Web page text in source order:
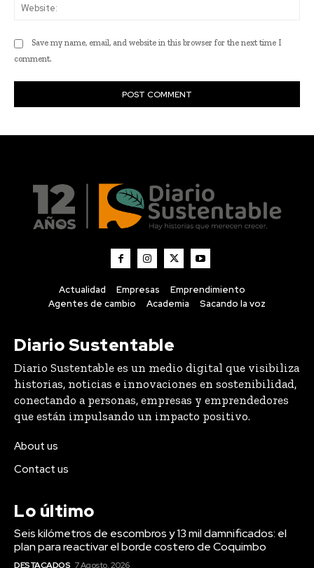
Actualidad Empresas
Emprendimiento
Agentes de cambio
Academia Sacando la voz
Diario Sustentable
Diario Sustentable es un medio digital que visibiliza
historias, noticias e innovaciones en sostenibilidad,
conectando a personas, empresas y emprendedores
que están impulsando un impacto positivo.
About us
Contact us
Lo último
Seis kilómetros de escombros y 13 mil damnificados: el
plan para reactivar el borde costero de Coquimbo
DESTACADOS 7 Agosto, 2026